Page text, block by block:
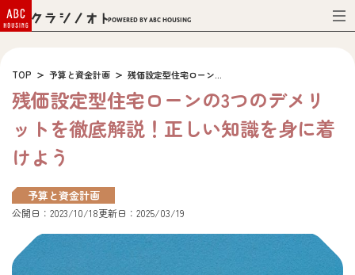
Powered by ABC HOUSING
TOP 予算と資金計画 残価設定型住宅ローン...
残価設定型住宅ローンの3つのデメリ
ットを徹底解説！正しい知識を身に着
けよう
予算と資金計画
公開日：2023/10/18更新日：2025/03/19